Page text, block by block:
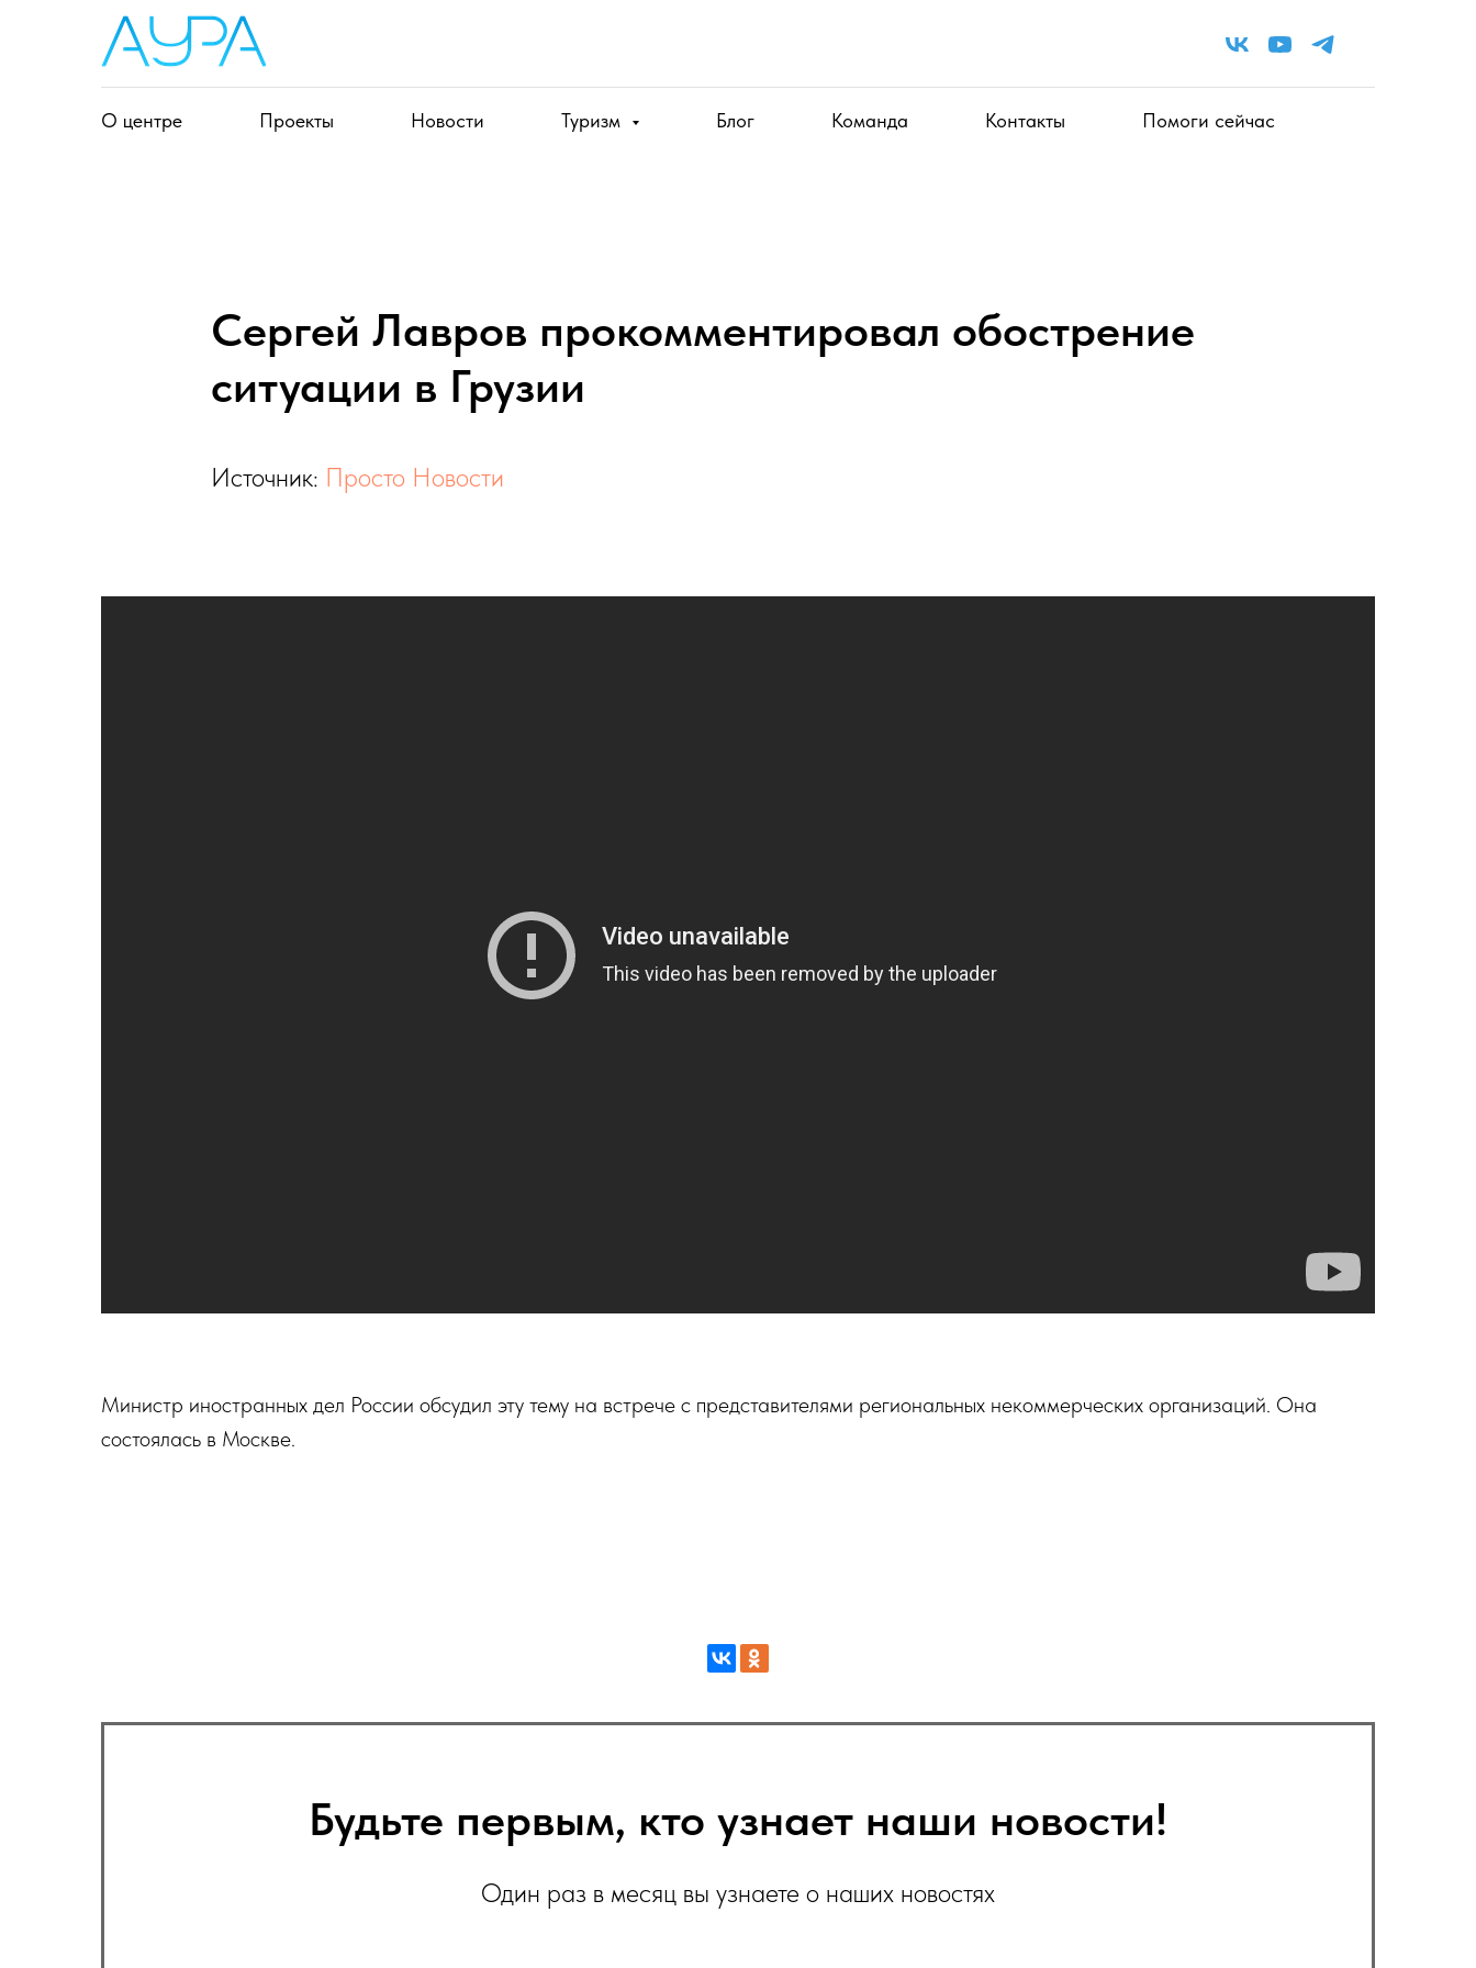
О центре Проекты Новости Туризм Блог Команда Контакты Помоги сейчас
Сергей Лавров прокомментировал обострение
ситуации в Грузии
Источник: Просто Новости
Министр иностранных дел России обсудил эту тему на встрече с представителями региональных некоммерческих организаций. Она
состоялась в Москве.
Будьте первым, кто узнает наши новости!
Один раз в месяц вы узнаете о наших новостях